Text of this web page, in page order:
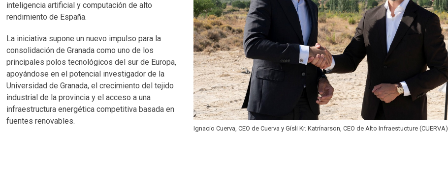
Ignacio Cuerva, CEO de Cuerva y Gísli Kr. Katrínarson, CEO de Alto Infraestucture (CUERVA)
inteligencia artificial y computación de alto
rendimiento de España.
La iniciativa supone un nuevo impulso para la
consolidación de Granada como uno de los
principales polos tecnológicos del sur de Europa,
apoyándose en el potencial investigador de la
Universidad de Granada, el crecimiento del tejido
industrial de la provincia y el acceso a una
infraestructura energética competitiva basada en
fuentes renovables.